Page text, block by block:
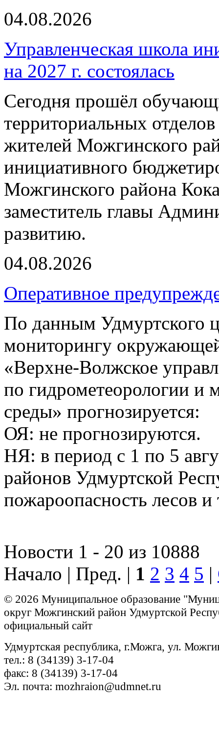
04.08.2026
Управленческая школа
на 2027 г. состоялась
Сегодня прошёл
территориальных
жителей Можгинского
инициативного
Можгинского района
заместитель главы
развитию.
04.08.2026
Оперативное
По данным Удмуртского
мониторингу
«Верхне-Волжское
по гидрометеорологии
среды» прогнозируется:
ОЯ: не прогнозируются.
НЯ: в период с 1 по 5
районов Удмуртской
пожароопасность лесов
Новости 1 - 20 из 10888
Начало | Пред. | 1 2 3 4 5 |
© 2026 Муниципальное образование
округ Можгинский район Удмуртской
официальный сайт
Удмуртская республика, г.Можга, ул.
тел.: 8 (34139) 3-17-04
факс: 8 (34139) 3-17-04
Эл. почта: mozhraion@udmnet.ru